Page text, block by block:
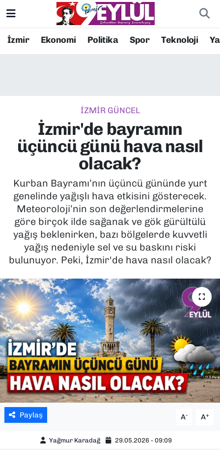
İzmir Ekonomi Politika Spor Teknoloji
İZMİR GÜNCEL
İzmir'de bayramın
üçüncü günü hava nasıl
olacak?
Kurban Bayramı’nın üçüncü gününde yurt
genelinde yağışlı hava etkisini gösterecek.
Meteoroloji’nin son değerlendirmelerine
göre birçok ilde sağanak ve gök gürültülü
yağış beklenirken, bazı bölgelerde kuvvetli
yağış nedeniyle sel ve su baskını riski
bulunuyor. Peki, İzmir'de hava nasıl olacak?
Paylaş A- A+
Yağmur Karadağ 29.05.2026 - 09:09
Resmi İlanlar
EKONOMİ
KÜLTÜR SANAT
MAGAZİN
POLİTİKA
SAĞLIK
SPOR
TEKNOLOJİ
YAŞAM
YEREL YÖNETİMLER
Konak Nöbetçi Eczaneler
Süper Lig Puan Durumu ve Fikstür
Tüm Manşetler
Son Dakika Haberleri
Haber Arşivi